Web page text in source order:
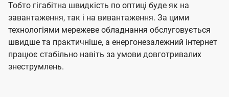
Тобто гігабітна швидкість по оптиці буде як на
завантаження, так і на вивантаження. За цими
технологіями мережеве обладнання обслуговується
швидше та практичніше, а енергонезалежний інтернет
працює стабільно навіть за умови довготривалих
знеструмлень.